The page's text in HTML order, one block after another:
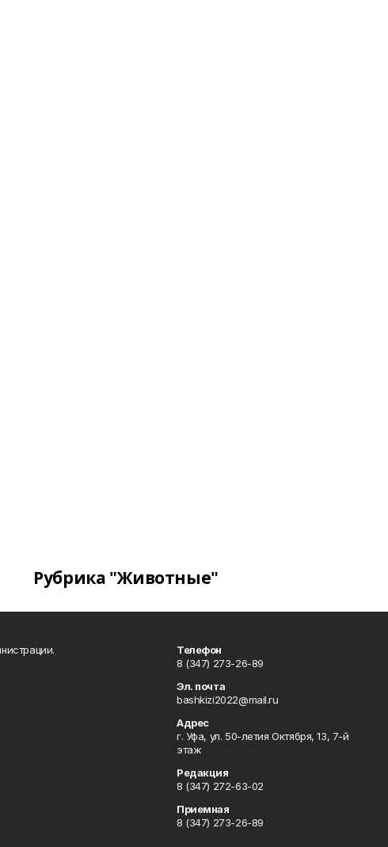
Рубрика "Животные"
Телефон
8 (347) 273-26-89
Эл. почта
bashkizi2022@mail.ru
Адрес
г. Уфа, ул. 50-летия Октября, 13, 7-й
этаж
Редакция
8 (347) 272-63-02
Приемная
8 (347) 273-26-89